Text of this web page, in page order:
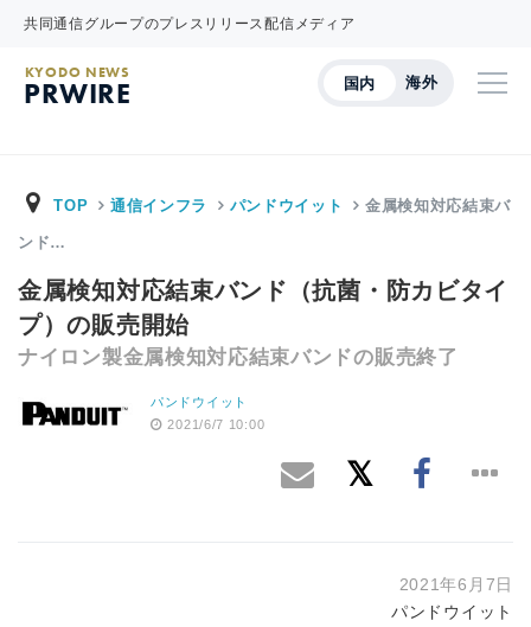
共同通信グループのプレスリリース配信メディア
国内 海外
KYODO NEWS
PRWIRE
TOP 通信インフラ パンドウイット 金属検知対応結束バ
ンド…
金属検知対応結束バンド（抗菌・防カビタイ
プ）の販売開始
ナイロン製金属検知対応結束バンドの販売終了
パンドウイット
2021/6/7 10:00
2021年6月7日
パンドウイット